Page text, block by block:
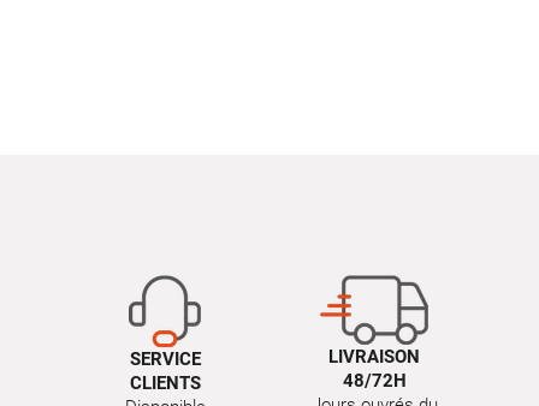
SERVICE
CLIENTS
LIVRAISON
48/72H